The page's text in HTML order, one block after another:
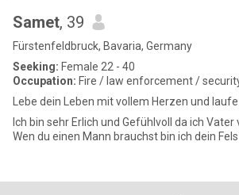
Samet, 39
Fürstenfeldbruck, Bavaria, Germany
Seeking: Female 22 - 40
Occupation: Fire / law enforcement /
Lebe dein Leben mit vollem Herzen und laufe
Ich bin sehr Erlich und Gefühlvoll da ich Vater
Wen du einen Mann brauchst bin ich dein